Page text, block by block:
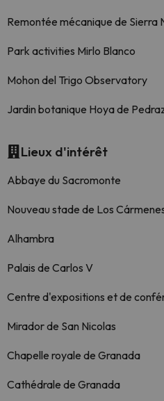
Remontée mécanique de Sierra
Park activities Mirlo Blanco
Mohon del Trigo Observatory
Jardin botanique Hoya de
Lieux d'intérêt
Abbaye du Sacromonte
Nouveau stade de Los
Alhambra
Palais de Carlos V
Centre d'expositions et de
Mirador de San Nicolas
Chapelle royale de Granada
Cathédrale de Granada